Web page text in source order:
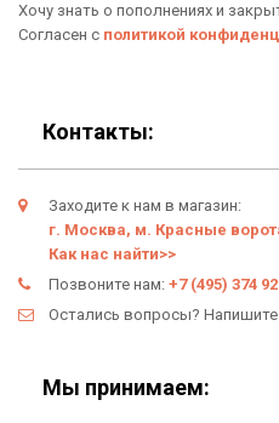
Отзывы о Bag & Wallet
Гарантия
Условия возврата
Оферта
Политика
Новинки
Подарки
Хочу знать о пополнениях и
Согласен с политикой
Контакты:
Заходите к нам в магазин:
г. Москва, м. Красные
Как нас найти>>
Позвоните нам: +7 (495) 374
Остались вопросы? Напишите
Мы принимаем: